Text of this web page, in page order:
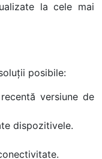
la cele mai
posibile:
versiune de
dispozitivele.